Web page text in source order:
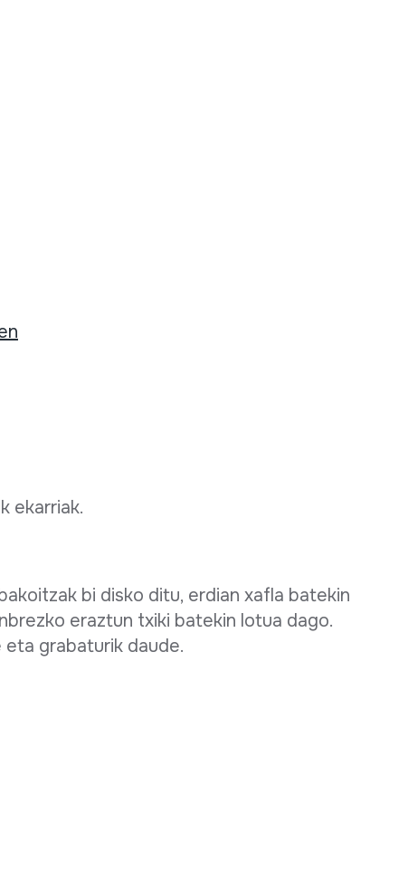
ekarriak.
bi disko ditu, erdian xafla batekin
eraztun txiki batekin lotua dago.
grabaturik daude.